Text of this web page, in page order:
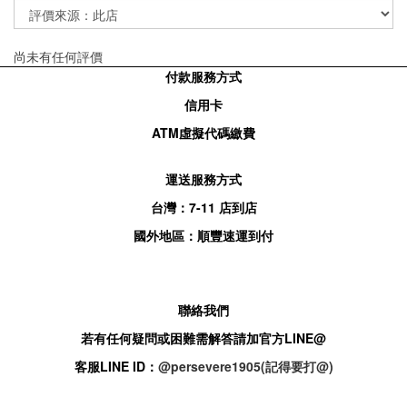
尚未有任何評價
付款服務方式
信用卡
ATM虛擬代碼繳費
運送服務方式
台灣： 7-11 店到店
國外地區：順豐速運到付
聯絡我們
若有任何疑問或困難需解答請加官方LINE@
客服LINE ID： @persevere1905(記得要打@)